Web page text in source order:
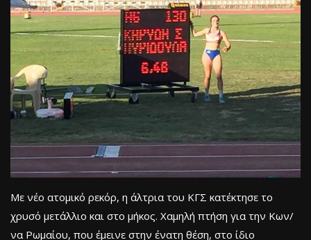
Με νέο ατομικό ρεκόρ, η άλτρια του ΚΓΣ κατέκτησε το
χρυσό μετάλλιο και στο μήκος. Χαμηλή πτήση για την Κων/
να Ρωμαίου, που έμεινε στην ένατη θέση, στο ίδιο